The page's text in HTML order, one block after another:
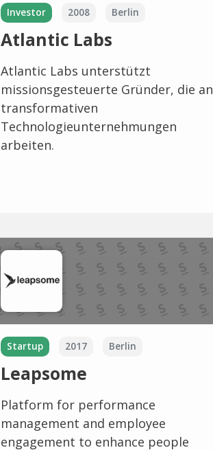
Investor 2008 Berlin
Atlantic Labs
Atlantic Labs unterstützt
missionsgesteuerte Gründer, die an
transformativen
Technologieunternehmungen
arbeiten.
Startup 2017 Berlin
Leapsome
Platform for performance
management and employee
engagement to enhance people